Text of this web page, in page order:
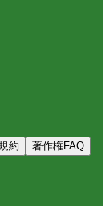
約
著作権FAQ